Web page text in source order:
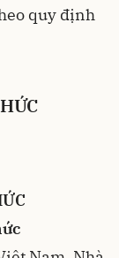
quy định